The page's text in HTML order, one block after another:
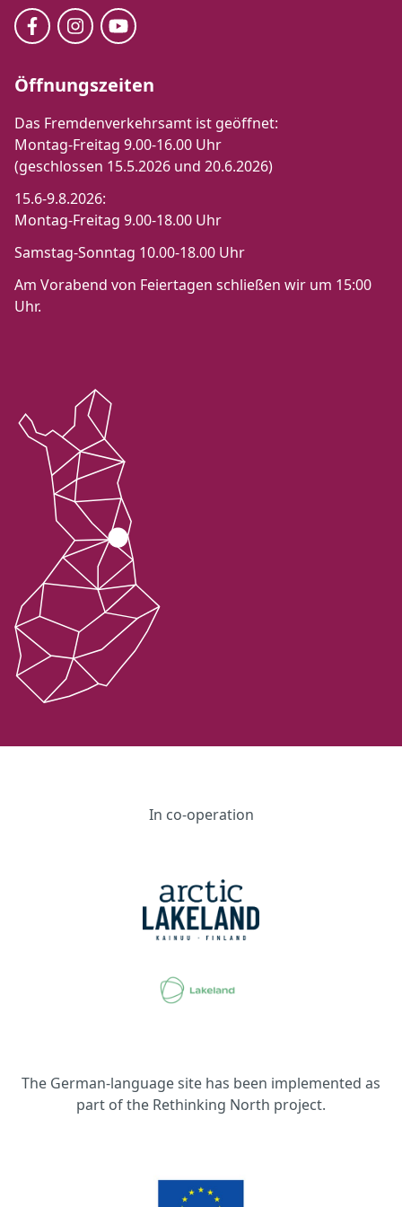
Öffnungszeiten
Das Fremdenverkehrsamt ist geöffnet:
Montag-Freitag 9.00-16.00 Uhr
(geschlossen 15.5.2026 und 20.6.2026)
15.6-9.8.2026:
Montag-Freitag 9.00-18.00 Uhr
Samstag-Sonntag 10.00-18.00 Uhr
Am Vorabend von Feiertagen schließen wir um 15:00
Uhr.
In co-operation
The German-language site has been implemented as
part of the Rethinking North project.